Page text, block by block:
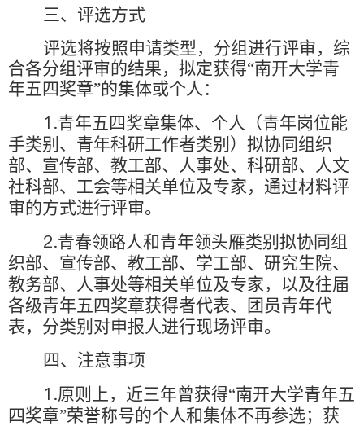
三、评选方式
评选将按照申请类型，分组进行评审，综
合各分组评审的结果，拟定获得“南开大学青
年五四奖章”的集体或个人：
1.青年五四奖章集体、个人（青年岗位能
手类别、青年科研工作者类别）拟协同组织
部、宣传部、教工部、人事处、科研部、人文
社科部、工会等相关单位及专家，通过材料评
审的方式进行评审。
2.青春领路人和青年领头雁类别拟协同组
织部、宣传部、教工部、学工部、研究生院、
教务部、人事处等相关单位及专家，以及往届
各级青年五四奖章获得者代表、团员青年代
表，分类别对申报人进行现场评审。
四、注意事项
1.原则上，近三年曾获得“南开大学青年五
四奖章”荣誉称号的个人和集体不再参选；获